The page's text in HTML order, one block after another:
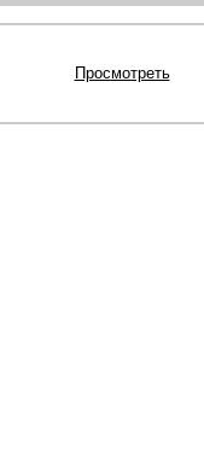
Просмотреть